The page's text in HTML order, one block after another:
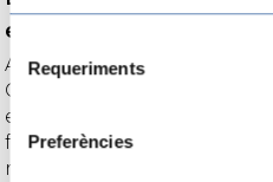
Selecció
de
consentiment
Requeriments
Preferències
experiències úniques i
A les Terres de l’Ebre hi
Castells, ermites, molins,
extraordinàries en indrets
fet, són poc coneguts. Un
mirem des del punt de